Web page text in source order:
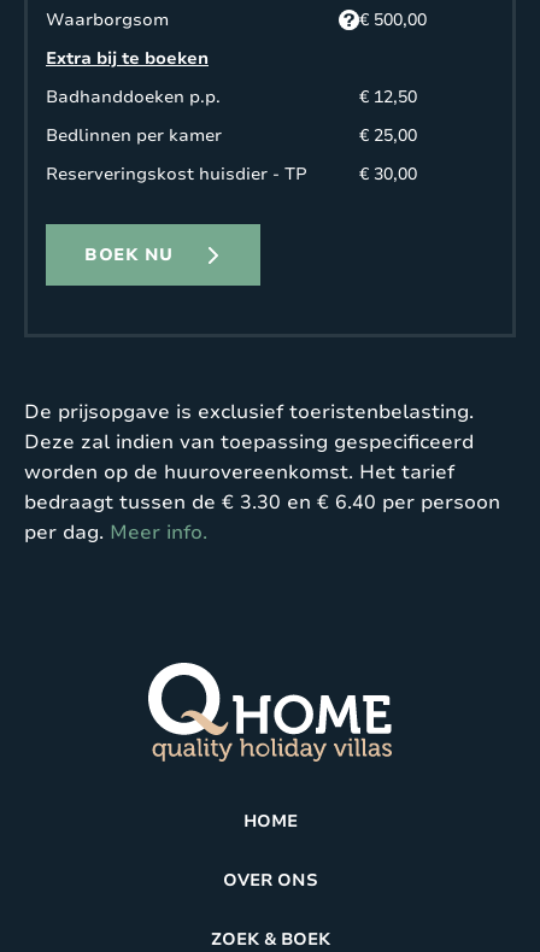
Waarborgsom
€ 500,00
Extra bij te boeken
Badhanddoeken p.p.
€ 12,50
Bedlinnen per kamer
€ 25,00
Reserveringskost huisdier - TP
€ 30,00
BOEK NU
De prijsopgave is exclusief toeristenbelasting.
Deze zal indien van toepassing gespecificeerd
worden op de huurovereenkomst. Het tarief
bedraagt tussen de € 3.30 en € 6.40 per persoon
per dag. Meer info.
HOME
OVER ONS
ZOEK & BOEK